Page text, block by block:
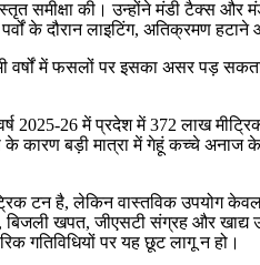
समीक्षा की। उन्होंने मंडी
पर्वों के दौरान लाइटिंग, अतिक्रमण
में फसलों पर इसका असर पड़ सकता
2025-26 में प्रदेश में 372 लाख
कारण बड़ी मात्रा में गेहूं कच्चे
टन है, लेकिन वास्तविक उपयोग
खपत, जीएसटी संग्रह और खाद्य
गतिविधियों पर यह छूट लागू न हो।